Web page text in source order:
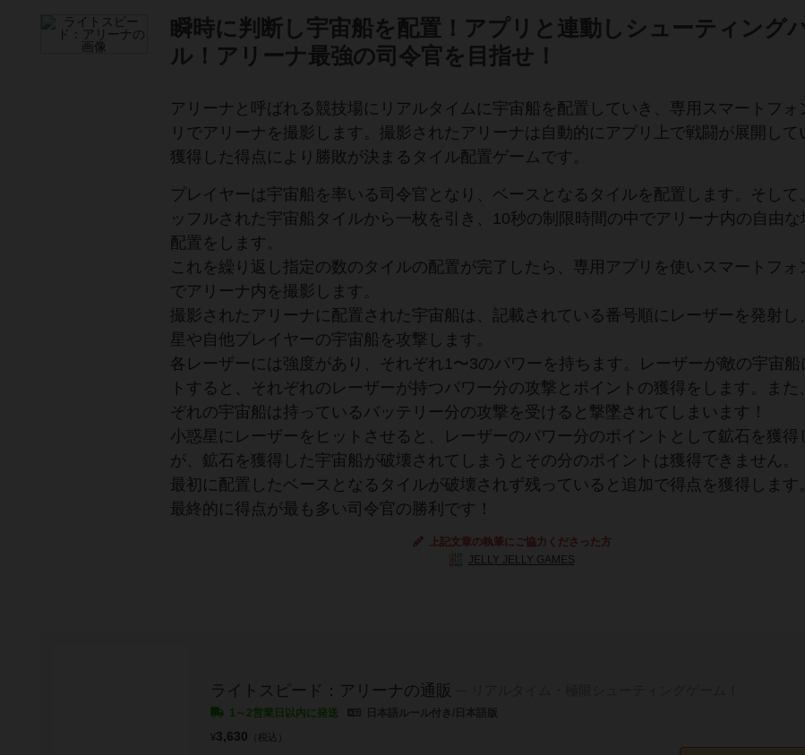
瞬時に判断し宇宙船を配置！アプリと連動しシューティング
ル！アリーナ最強の司令官を目指せ！
アリーナと呼ばれる競技場にリアルタイムに宇宙船を配置していき、専用スマートフォ
リでアリーナを撮影します。撮影されたアリーナは自動的にアプリ上で戦闘が展開して
獲得した得点により勝敗が決まるタイル配置ゲームです。
プレイヤーは宇宙船を率いる司令官となり、ベースとなるタイルを配置します。そして
ッフルされた宇宙船タイルから一枚を引き、10秒の制限時間の中でアリーナ内の自由な
配置をします。
これを繰り返し指定の数のタイルの配置が完了したら、専用アプリを使いスマートフォ
でアリーナ内を撮影します。
撮影されたアリーナに配置された宇宙船は、記載されている番号順にレーザーを発射し
星や自他プレイヤーの宇宙船を攻撃します。
各レーザーには強度があり、それぞれ1〜3のパワーを持ちます。レーザーが敵の宇宙船
トすると、それぞれのレーザーが持つパワー分の攻撃とポイントの獲得をします。また
ぞれの宇宙船は持っているバッテリー分の攻撃を受けると撃墜されてしまいます！
小惑星にレーザーをヒットさせると、レーザーのパワー分のポイントとして鉱石を獲得
が、鉱石を獲得した宇宙船が破壊されてしまうとその分のポイントは獲得できません。
最初に配置したベースとなるタイルが破壊されず残っていると追加で得点を獲得します。
最終的に得点が最も多い司令官の勝利です！
上記文章の執筆にご協力くださった方
JELLY JELLY GAMES
ライトスピード：アリーナの通販
1～2営業日以内に発送
¥3,630 （税込）